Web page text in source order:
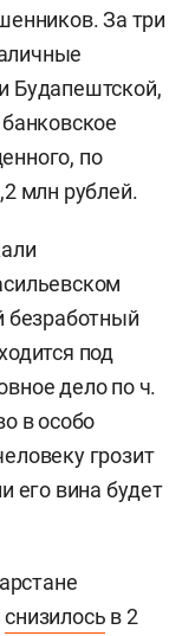
За три
Будапештской,
по
млн рублей.
безработный
под
дело по ч.
в особо
грозит
его вина будет
снизилось в 2